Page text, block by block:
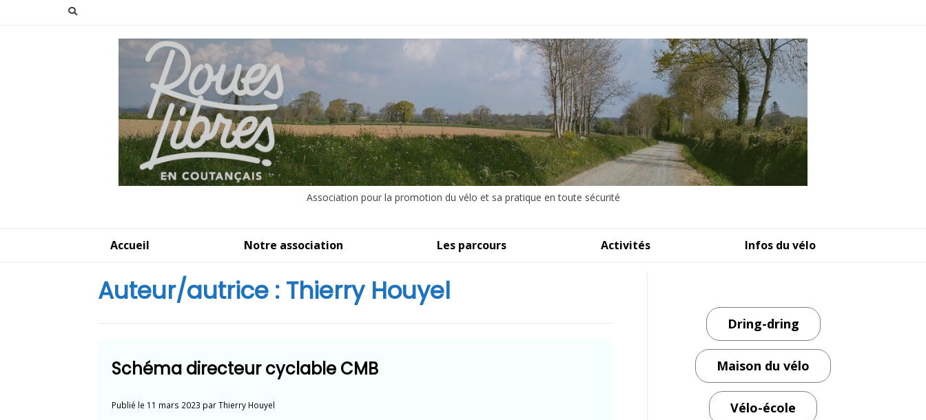
Association pour la promotion du vélo et sa pratique en toute sécurité
Accueil Notre association Les parcours Activités Infos du vélo
Auteur/autrice : Thierry Houyel
Schéma directeur cyclable CMB
Publié le 11 mars 2023 parThierry Houyel
Dring-dring
Maison du vélo
Vélo-école